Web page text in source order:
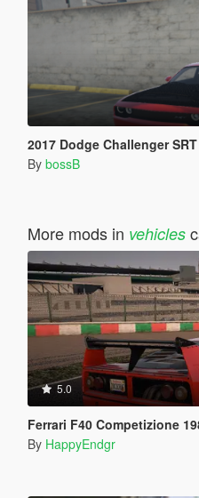
2017 Dodge Challenger
By bossB
More mods in vehicles
5.0
Ferrari F40 Competizione
By HappyEndgr